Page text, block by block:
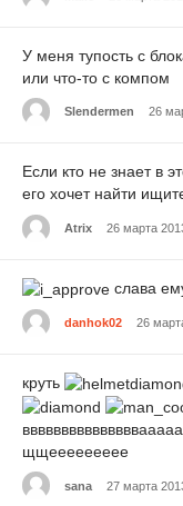
У меня тупость с
или что-то с компом
Slendermen 26
Если кто не знает в
его хочет найти
Atrix 26 марта
слава
danhok02 26
круть
щщеееееееее
sana 27 марта